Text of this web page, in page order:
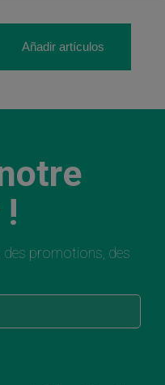
Añadir artículos
des promotions, des